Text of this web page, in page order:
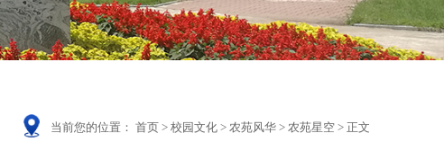
当前您的位置： 首页 > 校园文化 > 农苑风华 > 农苑星空 > 正文